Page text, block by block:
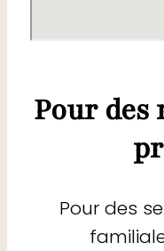
Pour des
Pour des